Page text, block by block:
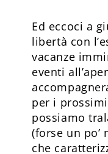
Ed eccoci a
libertà con
vacanze
eventi
per i
possiamo
(forse un po’
che